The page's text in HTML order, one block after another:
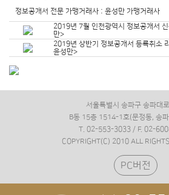
정보공개서 전문 가맹거래사 : 윤성만 가맹거래사
2019년 7월 인천광역시 정보공개서
만>
2019년 상반기 정보공개서 등록취소
윤성만>
서울특별시 송파구 송파대
B동 15층 1514-1호(문정동, 송
T. 02-553-3033 / F. 02-
COPYRIGHT(C) 2010 ALL
PC버전